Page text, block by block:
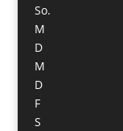
So.
M
D
M
D
F
S